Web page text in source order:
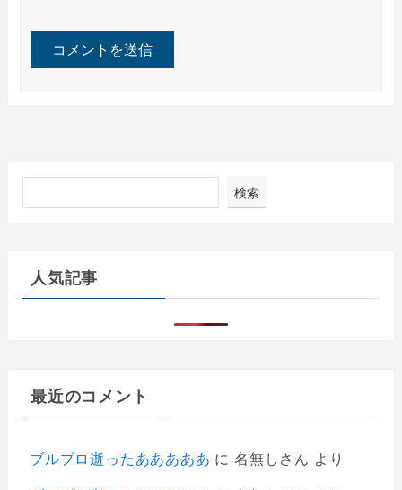
検索
人気記事
最近のコメント
ブルプロ逝ったあああああ に 名無しさん より